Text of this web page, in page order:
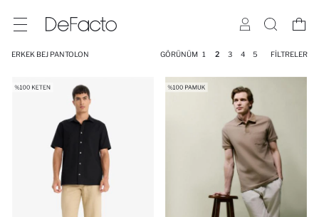
ERKEK BEJ PANTOLON GÖRÜNÜM 1 2 3 4 5 FILTRELER